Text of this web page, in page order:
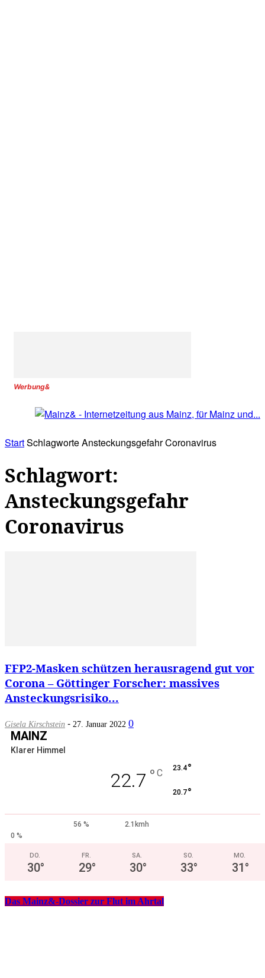
Werbung&
StartSchlagworteAnsteckungsgefahr Coronavirus
Schlagwort:
Ansteckungsgefahr
Coronavirus
FFP2-Masken schützen herausragend gut vor
Corona – Göttinger Forscher: massives
Ansteckungsrisiko...
Gisela Kirschstein - 27. Januar 2022 0
MAINZ
Klarer Himmel
22.7 ° C 23.4°
20.7°
56 %
2.1kmh
0 %
DO.
30°
FR.
29°
SA.
30°
SO.
33°
MO.
31°
Das Mainz&-Dossier zur Flut im Ahrtal